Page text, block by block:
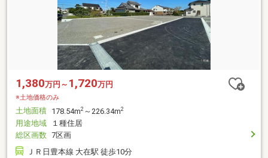
1,380万円～ 1,720万円
※土地価格のみ
土地面積 178.54m2 ～226.34m2
用途地域
１種住居
総区画数 7区画
ＪＲ日豊本線 大在駅 徒歩10分